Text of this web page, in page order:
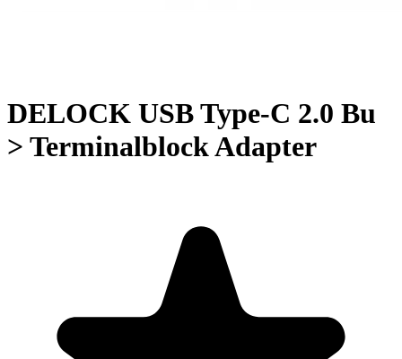
DELOCK USB Type-C 2.0 Bu
> Terminalblock Adapter